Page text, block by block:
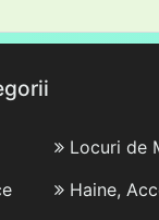
Locuri de
Haine,